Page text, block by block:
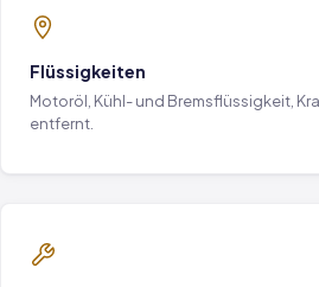
Flüssigkeiten
Motoröl, Kühl- und Bremsflüssigkeit,
entfernt.